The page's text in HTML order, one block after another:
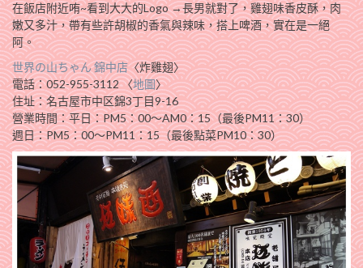
在飯店附近哊~看到大大的Logo →長男就對了，雞翅味香皮酥，肉
嫩又多汁，帶有些許胡椒的香氣與辣味，搭上啤酒，實在是一絕
阿。
世界の山ちゃん 錦中店〈炸雞翅〉
電話：052-955-3112 〈地圖〉
住址：名古屋市中区錦3丁目9-16
營業時間：平日：PM5：00〜AM0：15（最後PM11：30）
週日：PM5：00〜PM11：15（最後點菜PM10：30）